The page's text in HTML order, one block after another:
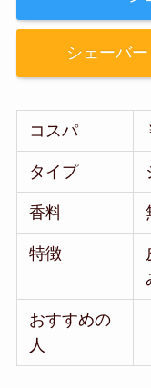
シェーバ
コスパ
タイプ
香料
特徴
おすすめの
人